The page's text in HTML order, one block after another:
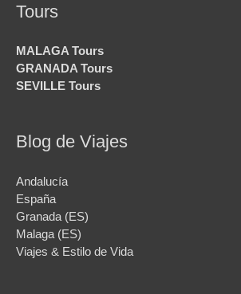
Tours
MALAGA Tours
GRANADA Tours
SEVILLE Tours
Blog de Viajes
Andalucía
España
Granada (ES)
Malaga (ES)
Viajes & Estilo de Vida